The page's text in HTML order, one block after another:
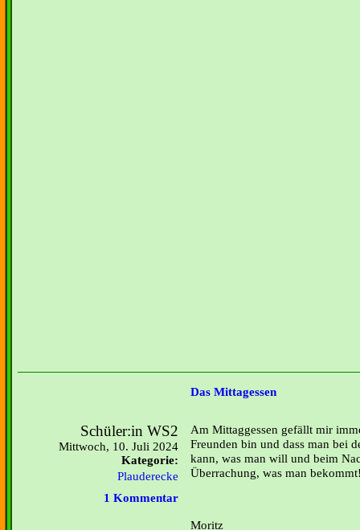
Das Mittagessen
Schüler:in WS2
Mittwoch, 10. Juli 2024
Kategorie:
Plauderecke
1 Kommentar
Am Mittaggessen gefällt mir
Freunden bin und dass man bei
kann, was man will und beim
Überrachung, was man
Moritz